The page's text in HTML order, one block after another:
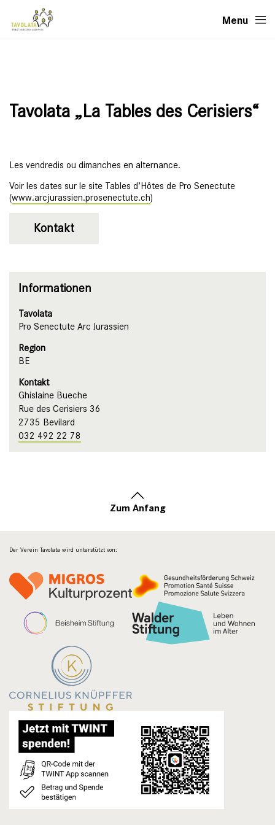
Menu
Tavolata „La Tables des Cerisiers“
Les vendredis ou dimanches en alternance.
Voir les dates sur le site Tables d’Hôtes de Pro Senectute
(www.arcjurassien.prosenectute.ch)
Kontakt
Informationen
Tavolata
Pro Senectute Arc Jurassien
Region
BE
Kontakt
Ghislaine Bueche
Rue des Cerisiers 36
2735 Bevilard
032 492 22 78
Zum Anfang
Der Verein Tavolata wird unterstützt von: